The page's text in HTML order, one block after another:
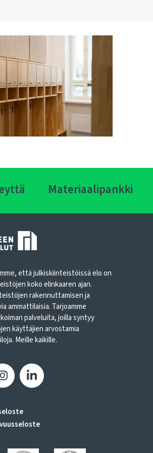
Materiaalipankki
että julkiskiinteistöissä elo on
koko elinkaaren ajan.
rakennuttamisen ja
ammattilaisia. Tarjoamme
palveluita, joilla syntyy
käyttäjien arvostamia
Meille kaikille.